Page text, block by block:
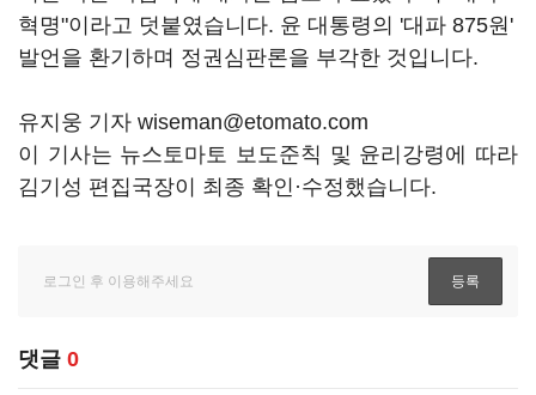
혁명"이라고 덧붙였습니다. 윤 대통령의 '대파 875원'
발언을 환기하며 정권심판론을 부각한 것입니다.
유지웅 기자 wiseman@etomato.com
이 기사는 뉴스토마토 보도준칙 및 윤리강령에 따라
김기성 편집국장이 최종 확인·수정했습니다.
댓글 0